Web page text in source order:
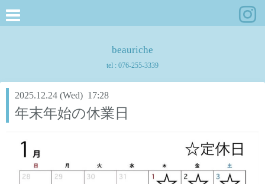
beauriche
tel : 076-255-3339
2025.12.24 (Wed) 17:28
年末年始の休業日